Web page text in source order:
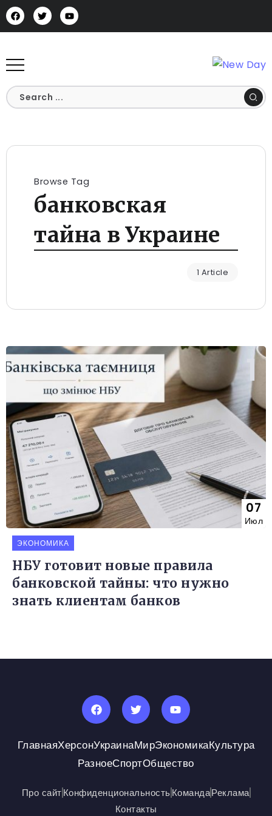
Browse Tag
банковская
тайна в Украине
1 Article
07
Июл
ЭКОНОМИКА
НБУ готовит новые правила
банковской тайны: что нужно
знать клиентам банков
ГлавнаяХерсонУкраинаМирЭкономикаКультура
РазноеСпортОбщество
Про сайтКонфиденциональностьКомандаРеклама
Контакты